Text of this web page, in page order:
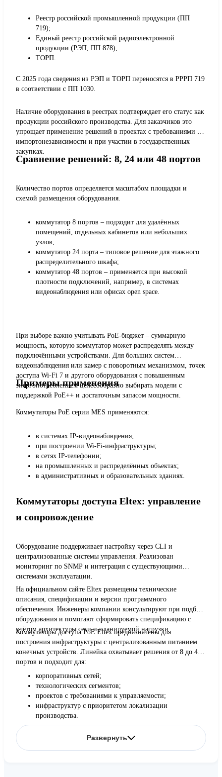
Реестр российской промышленной продукции (ПП
719);
Единый реестр российской радиоэлектронной
продукции (РЭП, ПП 878);
ТОРП.
С 2025 года сведения из РЭП и ТОРП переносятся в РРРП 719
в соответствии с ПП 1030.
Наличие оборудования в реестрах подтверждает его статус как
продукции российского производства. Для заказчиков это
упрощает применение решений в проектах с требованиями по
импортонезависимости и при участии в государственных
закупках.
Сравнение решений: 8, 24 или 48 портов
Количество портов определяется масштабом площадки и
схемой размещения оборудования.
коммутатор 8 портов – подходит для удалённых
помещений, отдельных кабинетов или небольших
узлов;
коммутатор 24 порта – типовое решение для этажного
распределительного шкафа;
коммутатор 48 портов – применяется при высокой
плотности подключений, например, в системах
видеонаблюдения или офисах open space.
При выборе важно учитывать PoE-бюджет – суммарную
мощность, которую коммутатор может распределять между
подключёнными устройствами. Для больших систем
видеонаблюдения или камер с поворотным механизмом, точек
доступа Wi-Fi 7 и другого оборудования с повышенным
энергопотреблением целесообразно выбирать модели с
поддержкой PoE++ и достаточным запасом мощности.
Примеры применения
Коммутаторы PoE серии MES применяются:
в системах IP-видеонаблюдения;
при построении Wi-Fi-инфраструктуры;
в сетях IP-телефонии;
на промышленных и распределённых объектах;
в административных и образовательных зданиях.
Коммутаторы доступа Eltex: управление
и сопровождение
Оборудование поддерживает настройку через CLI и
централизованные системы управления. Реализован
мониторинг по SNMP и интеграция с существующими
системами эксплуатации.
На официальном сайте Eltex размещены технические
описания, спецификации и версии программного
обеспечения. Инженеры компании консультируют при подборе
оборудования и помогают сформировать спецификацию с
учётом архитектуры сети и планируемой нагрузки.
Коммутаторы доступа PoE Eltex предназначены для
построения инфраструктуры с централизованным питанием
конечных устройств. Линейка охватывает решения от 8 до 48
портов и подходит для:
корпоративных сетей;
технологических сегментов;
проектов с требованиями к управляемости;
инфраструктур с приоритетом локализации
производства.
Развернуть